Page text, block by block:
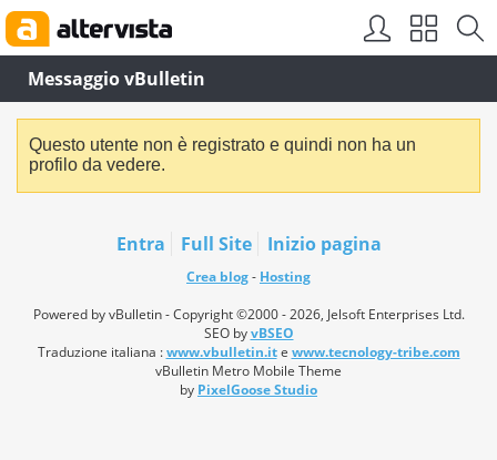
Messaggio vBulletin
Questo utente non è registrato e quindi non ha un
profilo da vedere.
Entra Full Site Inizio pagina
Crea blog- Hosting
Powered by vBulletin - Copyright ©2000 - 2026, Jelsoft Enterprises Ltd.
SEO byvBSEO
Traduzione italiana :www.vbulletin.ite www.tecnology-tribe.com
vBulletin Metro Mobile Theme
by PixelGoose Studio